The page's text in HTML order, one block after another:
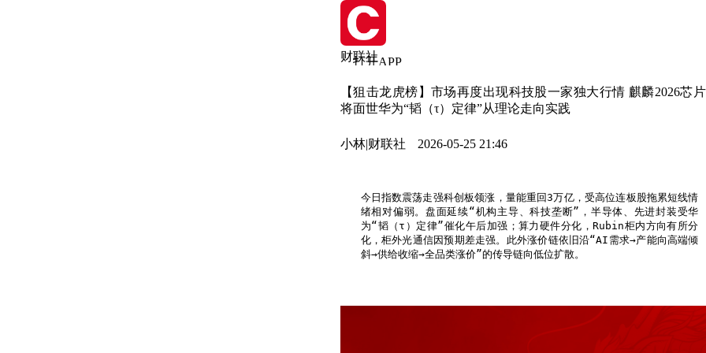
财联社
打开APP
【狙击龙虎榜】市场再度出现科技股一家独大行情 麒麟2026芯
将面世华为“韬（τ）定律”从理论走向实践
小林|财联社 2026-05-25 21:46
今日指数震荡走强科创板领涨，量能重回3万亿，受高位连板股拖累短线情
绪相对偏弱。盘面延续“机构主导、科技垄断”，半导体、先进封装受华
为“韬（τ）定律”催化午后加强；算力硬件分化，Rubin柜内方向有所分
化，柜外光通信因预期差走强。此外涨价链依旧沿“AI需求→产能向高端倾
斜→供给收缩→全品类涨价”的传导链向低位扩散。